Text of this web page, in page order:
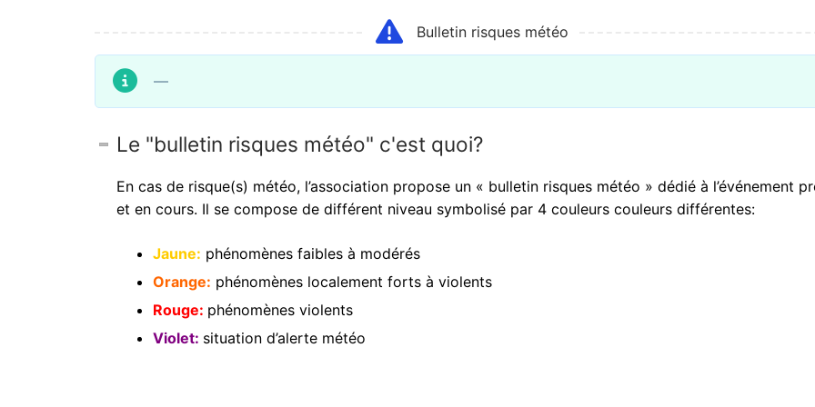
Bulletin risques météo
—
Le "bulletin risques météo" c'est quoi?
En cas de risque(s) météo, l’association propose un « bulletin risques météo » dédié à l’événement
et en cours. Il se compose de différent niveau symbolisé par 4 couleurs couleurs différentes:
Jaune: phénomènes faibles à modérés
Orange: phénomènes localement forts à violents
Rouge: phénomènes violents
Violet: situation d’alerte météo